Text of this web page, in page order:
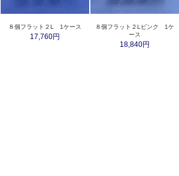
８個フラット２L 1ケース
17,760円
８個フラット２Lピンク 1ケ
ース
18,840円